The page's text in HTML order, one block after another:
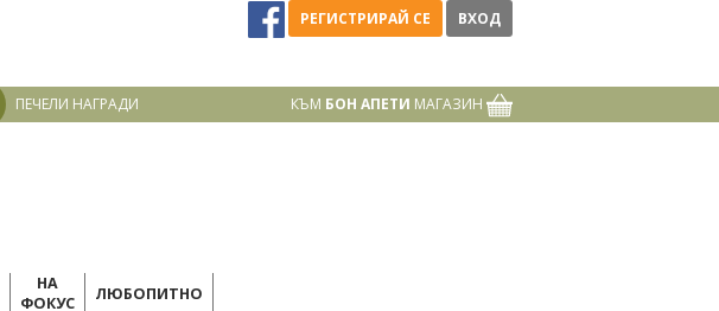
РЕГИСТРИРАЙ СЕ ВХОД
ПЕЧЕЛИ НАГРАДИ КЪМ БОН АПЕТИ МАГАЗИН
НА
ФОКУС
ЛЮБОПИТНО